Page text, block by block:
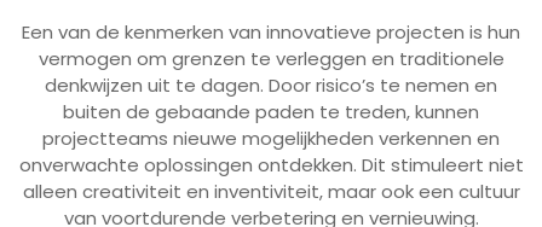
Een van de kenmerken van innovatieve projecten is hun
vermogen om grenzen te verleggen en traditionele
denkwijzen uit te dagen. Door risico’s te nemen en
buiten de gebaande paden te treden, kunnen
projectteams nieuwe mogelijkheden verkennen en
onverwachte oplossingen ontdekken. Dit stimuleert niet
alleen creativiteit en inventiviteit, maar ook een cultuur
van voortdurende verbetering en vernieuwing.